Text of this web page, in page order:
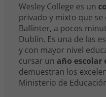
Wesley College es un
privado y mixto que
Ballinter, a pocos
Dublín. Es una de las
y con mayor nivel
cursar un año escolar
demuestran los
Ministerio de